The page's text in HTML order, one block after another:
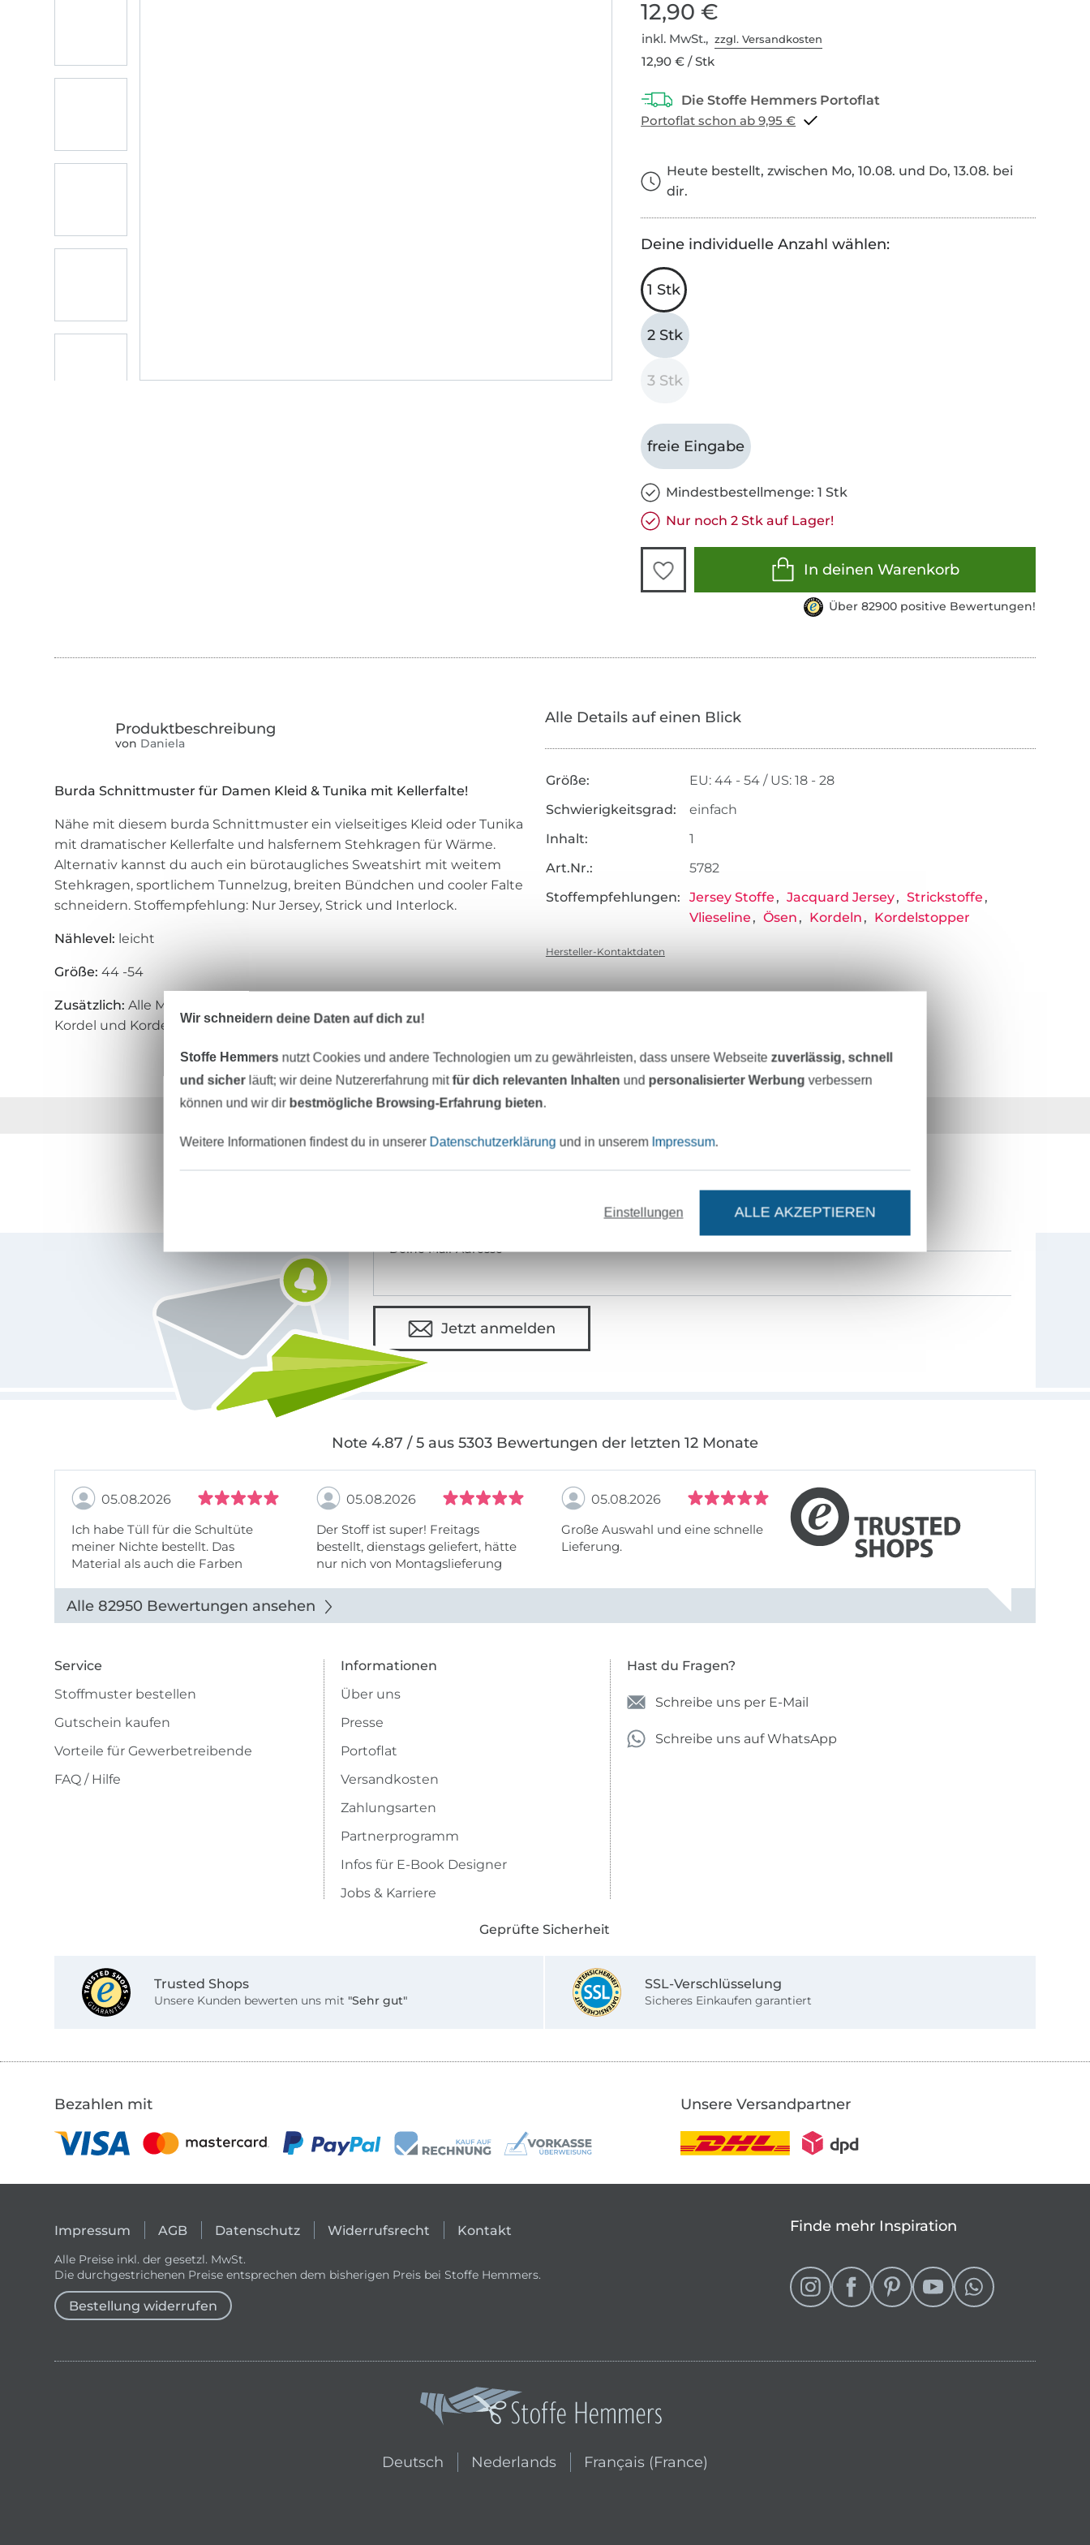
12,90 €
inkl. MwSt.,zzgl. Versandkosten
12,90 € / Stk
Portoflat schon ab 9,95 €
Heute bestellt, zwischen Mo, 10.08. und Do, 13.08. bei
dir.
Deine individuelle Anzahl wählen:
1 Stk
2 Stk
3 Stk
freie Eingabe
Mindestbestellmenge: 1 Stk
Nur noch 2 Stk auf Lager!
In deinen Warenkorb
Über 82900 positive Bewertungen!
von Daniela
Burda Schnittmuster für Damen Kleid & Tunika mit Kellerfalte!
Nähe mit diesem burda Schnittmuster ein vielseitiges Kleid oder Tunika
mit dramatischer Kellerfalte und halsfernem Stehkragen für Wärme.
Alternativ kannst du auch ein bürotaugliches Sweatshirt mit weitem
Stehkragen, sportlichem Tunnelzug, breiten Bündchen und cooler Falte
schneidern. Stoffempfehlung: Nur Jersey, Strick und Interlock.
Nählevel: leicht
Größe: 44 -54
Zusätzlich: Alle Modelle: Vlieseline Einlage & Zwillingsnadel / Modell B: Ösen,
Kordel und Kordelstopper
Alle Details auf einen Blick
Größe:
EU: 44 - 54 / US: 18 - 28
Schwierigkeitsgrad:
einfach
Inhalt:
1
Art.Nr.:
5782
Stoffempfehlungen:
Jersey Stoffe Jacquard Jersey
Strickstoffe
Vlieseline
Ösen Kordeln Kordelstopper
Hersteller-Kontaktdaten
MÖCHTEST DU IMMER AUF DEM NEUESTEN STAND SEIN?
Sei immer auf dem neuesten Stand & erhalte einen 10% Gutscheinals Dankeschön.
Deine Mail-Adresse
Jetzt anmelden
Note 4.87 / 5 aus 5303 Bewertungen der letzten 12 Monate
05.08.2026
Ich habe Tüll für die Schultüte
meiner Nichte bestellt. Das
Material als auch die Farben
Abbildung u sieht toll aus. Die
Lieferung erfolgte zügig u auch
05.08.2026
Der Stoff ist super! Freitags
bestellt, dienstags geliefert, hätte
nur nich von Montagslieferung
05.08.2026
Große Auswahl und eine schnelle
Lieferung.
Alle 82950 Bewertungen ansehen
Service
Stoffmuster bestellen
Gutschein kaufen
Vorteile für Gewerbetreibende
FAQ / Hilfe
Informationen
Über uns
Presse
Portoflat
Versandkosten
Zahlungsarten
Partnerprogramm
Infos für E-Book Designer
Jobs & Karriere
Hast du Fragen?
Schreibe uns per E-Mail
Schreibe uns auf WhatsApp
Geprüfte Sicherheit
Trusted Shops
Unsere Kunden bewerten uns mit "Sehr gut"
SSL-Verschlüsselung
Sicheres Einkaufen garantiert
Bezahlen mit Unsere Versandpartner
Impressum AGB Datenschutz Widerrufsrecht Kontakt
Alle Preise inkl. der gesetzl. MwSt.
Die durchgestrichenen Preise entsprechen dem bisherigen Preis bei Stoffe Hemmers.
Bestellung widerrufen
Finde mehr Inspiration
Deutsch Nederlands
In den niederländischen Shop wechseln
Français (France)
In den französischen Shop wechseln
Wir schneidern deine Daten auf dich zu!
Stoffe Hemmers nutzt Cookies und andere Technologien um zu gewährleisten, dass unsere Webseite zuverlässig, schnell
und sicherläuft; wir deine Nutzererfahrung mitfür dich relevanten Inhalten und personalisierter Werbung verbessern
können und wir dir bestmögliche Browsing-Erfahrung bieten.
Weitere Informationen findest du in unserer Datenschutzerklärung und in unserem Impressum.
Einstellungen ALLE AKZEPTIEREN